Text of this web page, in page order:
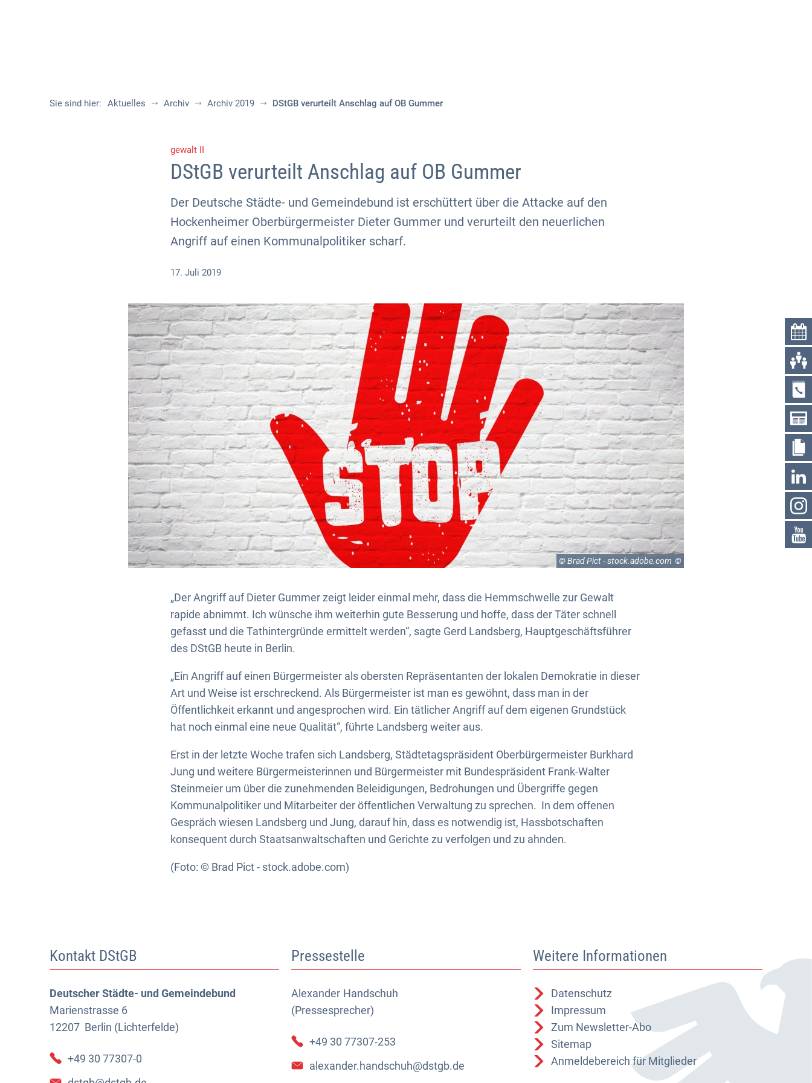
Sie sind hier: Aktuelles Archiv Archiv 2019 DStGB verurteilt Anschlag auf OB Gummer
gewalt II
DStGB verurteilt Anschlag auf OB Gummer
Der Deutsche Städte- und Gemeindebund ist erschüttert über die Attacke auf den
Hockenheimer Oberbürgermeister Dieter Gummer und verurteilt den neuerlichen
Angriff auf einen Kommunalpolitiker scharf.
17. Juli 2019
© Brad Pict - stock.adobe.com
„Der Angriff auf Dieter Gummer zeigt leider einmal mehr, dass die Hemmschwelle zur Gewalt
rapide abnimmt. Ich wünsche ihm weiterhin gute Besserung und hoffe, dass der Täter schnell
gefasst und die Tathintergründe ermittelt werden“, sagte Gerd Landsberg, Hauptgeschäftsführer
des DStGB heute in Berlin.
„Ein Angriff auf einen Bürgermeister als obersten Repräsentanten der lokalen Demokratie in dieser
Art und Weise ist erschreckend. Als Bürgermeister ist man es gewöhnt, dass man in der
Öffentlichkeit erkannt und angesprochen wird. Ein tätlicher Angriff auf dem eigenen Grundstück
hat noch einmal eine neue Qualität“, führte Landsberg weiter aus.
Erst in der letzte Woche trafen sich Landsberg, Städtetagspräsident Oberbürgermeister Burkhard
Jung und weitere Bürgermeisterinnen und Bürgermeister mit Bundespräsident Frank-Walter
Steinmeier um über die zunehmenden Beleidigungen, Bedrohungen und Übergriffe gegen
Kommunalpolitiker und Mitarbeiter der öffentlichen Verwaltung zu sprechen. In dem offenen
Gespräch wiesen Landsberg und Jung, darauf hin, dass es notwendig ist, Hassbotschaften
konsequent durch Staatsanwaltschaften und Gerichte zu verfolgen und zu ahnden.
(Foto: © Brad Pict - stock.adobe.com)
Kontakt DStGB
Deutscher Städte- und Gemeindebund
Marienstrasse 6
12207 Berlin (Lichterfelde)
+49 30 77307-0
Pressestelle
Alexander Handschuh
(Pressesprecher)
Alexander Handschuh (Pressesprecher)
+49 30 77307-253
alexander.handschuh@dstgb.de
Weitere Informationen
Datenschutz
Impressum
Zum Newsletter-Abo
Sitemap
Anmeldebereich für Mitglieder